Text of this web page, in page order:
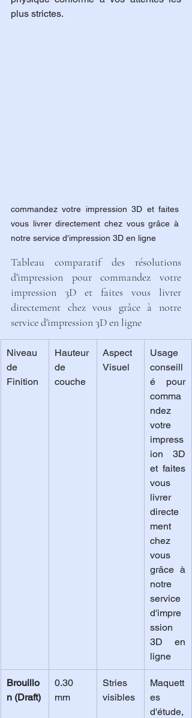
plus strictes.
commandez votre impression 3D et faites
vous livrer directement chez vous grâce à
notre service d'impression 3D en ligne
Tableau comparatif des résolutions
d'impression pour commandez votre
impression 3D et faites vous livrer
directement chez vous grâce à notre
service d'impression 3D en ligne
Niveau
de
Finition
Hauteur
de
couche
Aspect
Visuel
Usage
conseill
é pour
comma
ndez
votre
impress
ion 3D
et faites
vous
livrer
directe
ment
chez
vous
grâce à
notre
service
d'impre
ssion
3D en
ligne
Brouillo
n (Draft)
0.30
mm
Stries
visibles
Maquett
es
d'étude,